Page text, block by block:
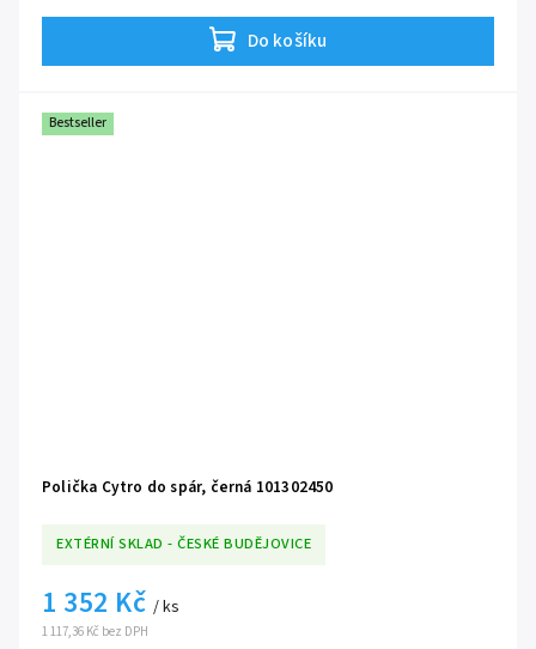
Do košíku
Rohová polička je uzpůsobené k přichycení ve spárách obložené stěny
nejen v koupelně ,ale své uplatnění nalezne i v kuchyni či skládku na
Bestseller
Polička Cytro do spár, černá 101302450
EXTÉRNÍ SKLAD - ČESKÉ BUDĚJOVICE
1 117,36 Kč bez DPH
1 352 Kč / ks